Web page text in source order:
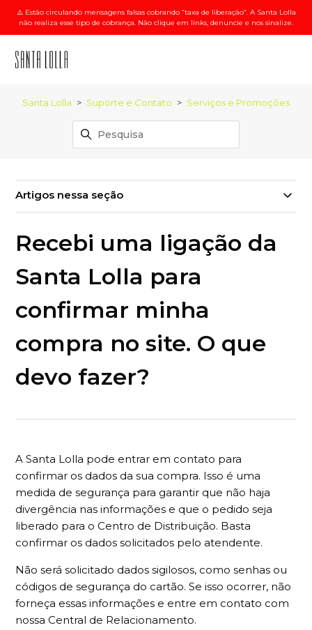
⚠️ Estão circulando mensagens falsas cobrando “taxa de liberação”. A Santa Lolla
não realiza esse tipo de cobrança. Não clique em links, denuncie e nos sinalize.
Santa Lolla Suporte e Contato Serviços e Promoções
Artigos nessa seção
Recebi uma ligação da
Santa Lolla para
confirmar minha
compra no site. O que
devo fazer?
A Santa Lolla pode entrar em contato para
confirmar os dados da sua compra. Isso é uma
medida de segurança para garantir que não haja
divergência nas informações e que o pedido seja
liberado para o Centro de Distribuição. Basta
confirmar os dados solicitados pelo atendente.
Não será solicitado dados sigilosos, como senhas ou
códigos de segurança do cartão. Se isso ocorrer, não
forneça essas informações e entre em contato com
nossa Central de Relacionamento.